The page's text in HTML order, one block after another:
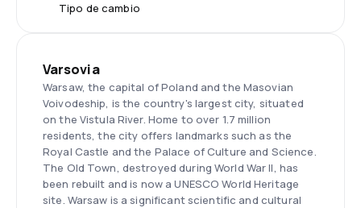
Tipo de cambio
Varsovia
Warsaw, the capital of Poland and the Masovian
Voivodeship, is the country's largest city, situated
on the Vistula River. Home to over 1.7 million
residents, the city offers landmarks such as the
Royal Castle and the Palace of Culture and Science.
The Old Town, destroyed during World War II, has
been rebuilt and is now a UNESCO World Heritage
site. Warsaw is a significant scientific and cultural